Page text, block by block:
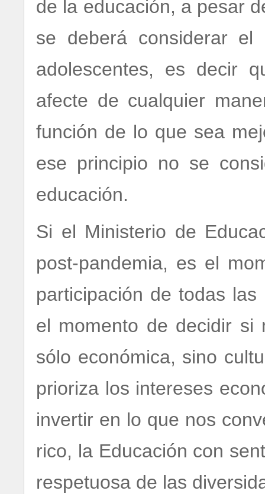
de la educación, a pesar
se deberá considerar el
adolescentes, es decir
afecte de cualquier
función de lo que sea
ese principio no se
educación.
Si el Ministerio de
post-pandemia, es el
participación de todas
el momento de decidir si
sólo económica, sino
prioriza los intereses
invertir en lo que nos
rico, la Educación con
respetuosa de las